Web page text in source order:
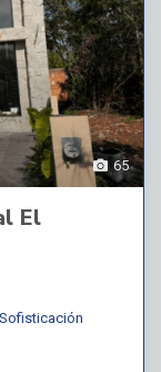
65
El